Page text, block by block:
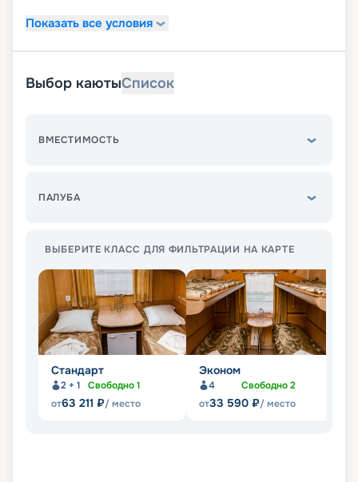
Показать все условия
Выбор каютыСписок
ВМЕСТИМОСТЬ
ПАЛУБА
ВЫБЕРИТЕ КЛАСС ДЛЯ ФИЛЬТРАЦИИ НА КАРТЕ
Стандарт
2 + 1 Свободно1
от63 211 ₽/ место
Эконом
4 Свободно2
от33 590 ₽/ место